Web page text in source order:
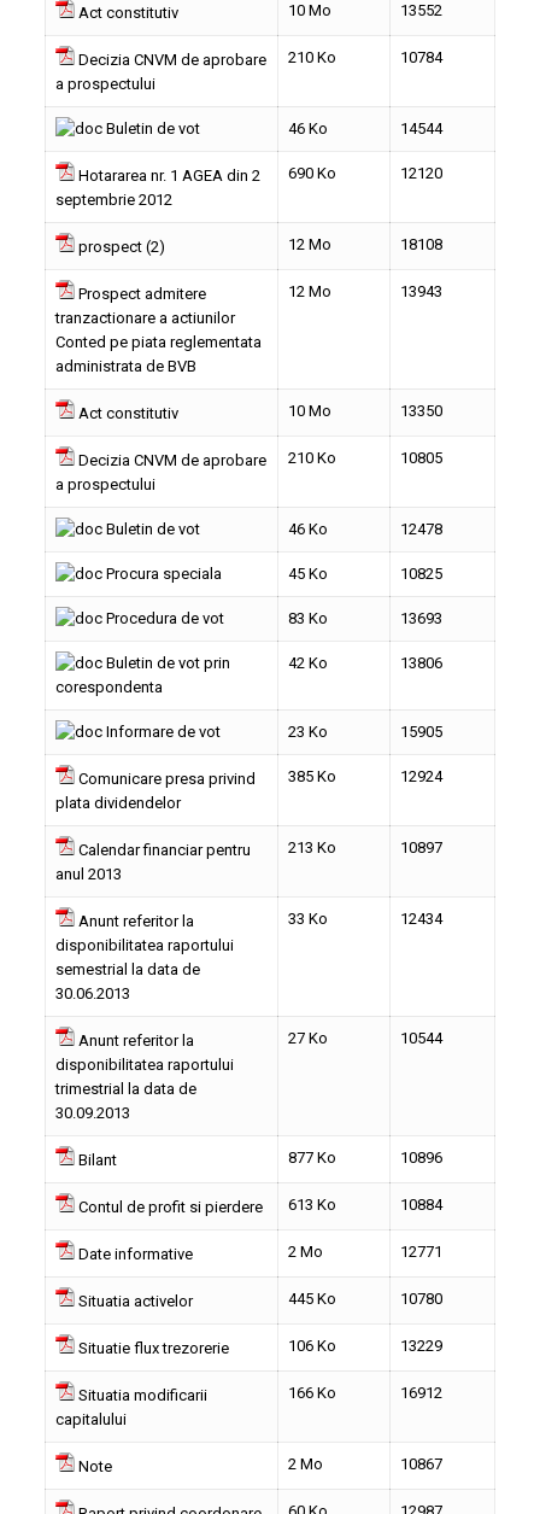
Act constitutiv 10 Mo 13552
Decizia CNVM de aprobare
a prospectului
210 Ko 10784
Buletin de vot 46 Ko 14544
Hotararea nr. 1 AGEA din 2
septembrie 2012
690 Ko 12120
prospect (2) 12 Mo 18108
Prospect admitere
tranzactionare a actiunilor
Conted pe piata reglementata
administrata de BVB
12 Mo 13943
Act constitutiv 10 Mo 13350
Decizia CNVM de aprobare
a prospectului
210 Ko 10805
Buletin de vot 46 Ko 12478
Procura speciala 45 Ko 10825
Procedura de vot 83 Ko 13693
Buletin de vot prin
corespondenta
42 Ko 13806
Informare de vot 23 Ko 15905
Comunicare presa privind
plata dividendelor
385 Ko 12924
Calendar financiar pentru
anul 2013
213 Ko 10897
Anunt referitor la
disponibilitatea raportului
semestrial la data de
30.06.2013
33 Ko 12434
Anunt referitor la
disponibilitatea raportului
trimestrial la data de
30.09.2013
27 Ko 10544
Bilant 877 Ko 10896
Contul de profit si pierdere 613 Ko 10884
Date informative 2 Mo 12771
Situatia activelor 445 Ko 10780
Situatie flux trezorerie 106 Ko 13229
Situatia modificarii
capitalului
166 Ko 16912
Note 2 Mo 10867